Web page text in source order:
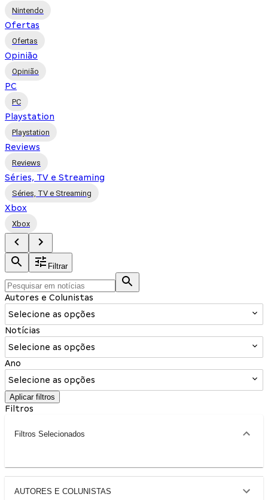
Nintendo
Ofertas
Ofertas
Opinião
Opinião
PC
PC
Playstation
Playstation
Reviews
Reviews
Séries, TV e Streaming
Séries, TV e Streaming
Xbox
Xbox
Filtrar
Autores e Colunistas
Selecione as opções
Notícias
Selecione as opções
Ano
Selecione as opções
Aplicar filtros
Filtros
Filtros Selecionados
AUTORES E COLUNISTAS